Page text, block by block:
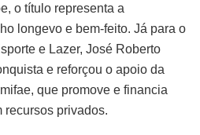
o título representa a
longevo e bem-feito. Já para o
e Lazer, José Roberto
e reforçou o apoio da
que promove e financia
recursos privados.